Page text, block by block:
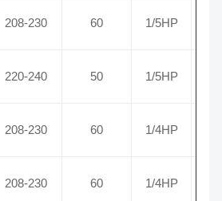
208-230 60 1/5HP
220-240 50 1/5HP
208-230 60 1/4HP
208-230 60 1/4HP